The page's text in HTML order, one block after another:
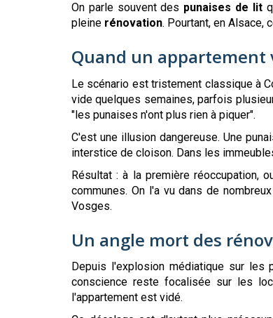
On parle souvent des punaises de lit
pleine rénovation. Pourtant, en
Quand un
Le scénario est tristement classique à
vide quelques semaines, parfois
"les punaises n'ont plus rien à piquer".
C'est une illusion dangereuse. Une
interstice de cloison. Dans les
Résultat : à la première réoccupation,
communes. On l'a vu dans de
Vosges.
Un angle mort des
Depuis l'explosion médiatique sur
conscience reste focalisée sur les
l'appartement est vidé.